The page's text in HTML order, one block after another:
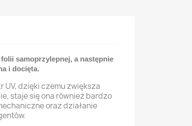
samoprzylepnej, a następnie
i docięta.
UV, dzięki czemu zwiększa
staje się ona również bardzo
oraz działanie